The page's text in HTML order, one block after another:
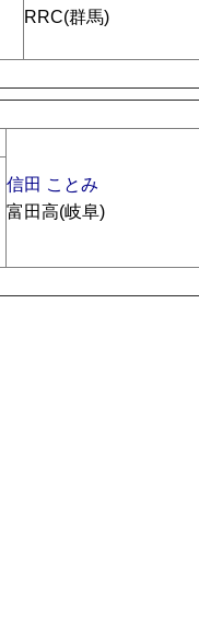
RRC(群馬)
信田 ことみ
富田高(岐阜)